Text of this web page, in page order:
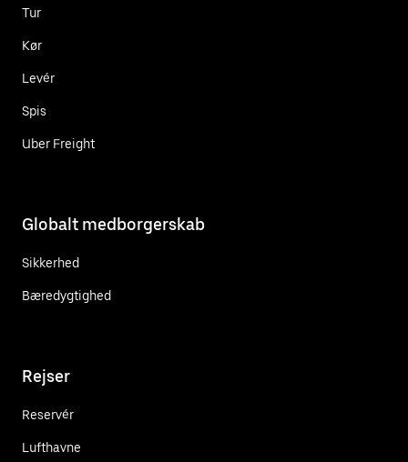
Tur
Kør
Levér
Spis
Uber Freight
Globalt medborgerskab
Sikkerhed
Bæredygtighed
Rejser
Reservér
Lufthavne